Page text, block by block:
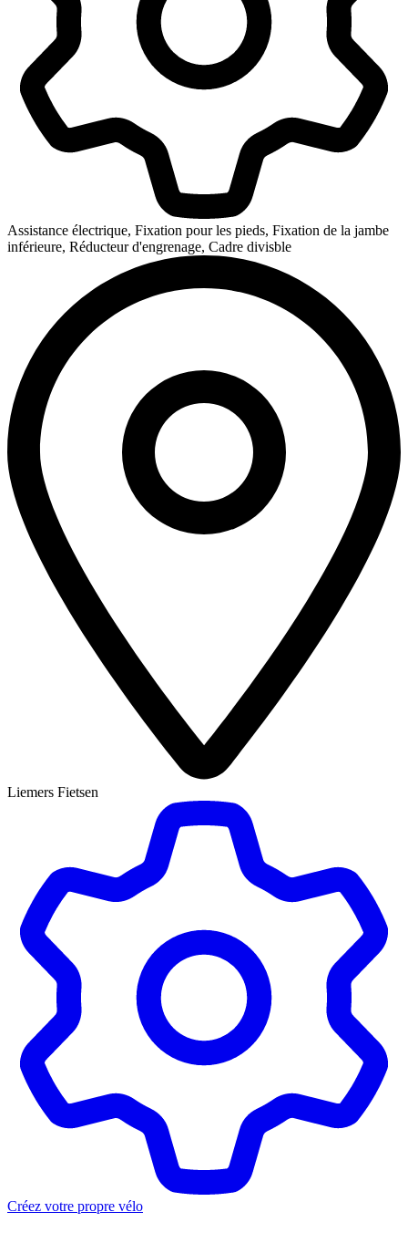
Assistance électrique, Fixation pour les pieds, Fixation de la jambe
inférieure, Réducteur d'engrenage, Cadre divisble
Liemers Fietsen
Créez votre propre vélo